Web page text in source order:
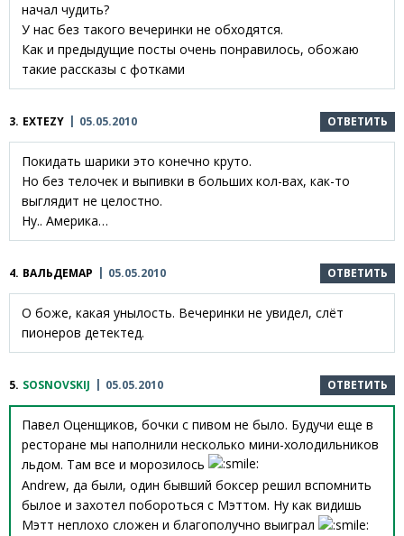
начал чудить?
У нас без такого вечеринки не обходятся.
Как и предыдущие посты очень понравилось, обожаю
такие рассказы с фотками
3. EXTEZY 05.05.2010 ОТВЕТИТЬ
Покидать шарики это конечно круто.
Но без телочек и выпивки в больших кол-вах, как-то
выглядит не целостно.
Ну.. Америка…
4. ВАЛЬДЕМАР 05.05.2010 ОТВЕТИТЬ
О боже, какая унылость. Вечеринки не увидел, слёт
пионеров детектед.
5. SOSNOVSKIJ 05.05.2010 ОТВЕТИТЬ
Павел Оценщиков, бочки с пивом не было. Будучи еще в
ресторане мы наполнили несколько мини-холодильников
льдом. Там все и морозилось
Andrew, да были, один бывший боксер решил вспомнить
былое и захотел побороться с Мэттом. Ну как видишь
Мэтт неплохо сложен и благополучно выиграл